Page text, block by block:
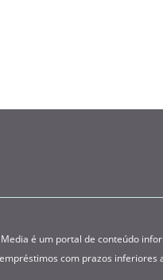
Media é um portal de conteúdo
com prazos inferiores